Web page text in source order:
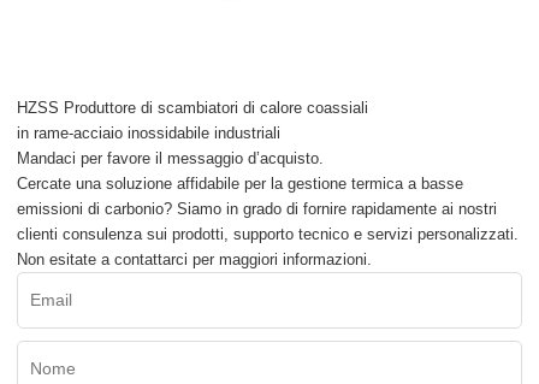
HZSS Produttore di scambiatori di calore coassiali
in rame-acciaio inossidabile industriali
Mandaci per favore il messaggio d’acquisto.
Cercate una soluzione affidabile per la gestione termica a basse
emissioni di carbonio? Siamo in grado di fornire rapidamente ai nostri
clienti consulenza sui prodotti, supporto tecnico e servizi personalizzati.
Non esitate a contattarci per maggiori informazioni.